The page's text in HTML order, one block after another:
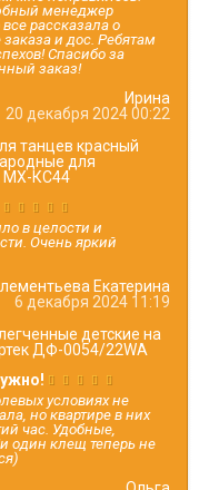
менеджер
рассказала о
заказа и дос. Ребятам
Спасибо за
заказ!
Ирина
20 декабря 2024 00:22
танцев красный
для
МХ-КС44
в целости и
Очень яркий
Екатерина
6 декабря 2024 11:19
детские на
ДФ-0054/22WA
условиях не
но квартире в них
час. Удобные,
один клещ теперь не